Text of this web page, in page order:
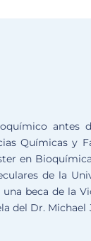
antes
Químicas y
en
de la
beca de la
del Dr. Michael